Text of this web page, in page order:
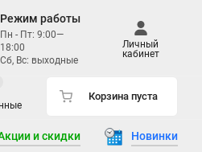
Режим работы
Пн - Пт: 9:00—
18:00
Сб, Вс: выходные
Личный
кабинет
Корзина пуста
и скидки Новинки